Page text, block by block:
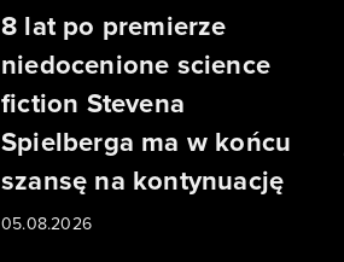
8 lat po premierze
niedocenione science
fiction Stevena
Spielberga ma w końcu
szansę na kontynuację
05.08.2026